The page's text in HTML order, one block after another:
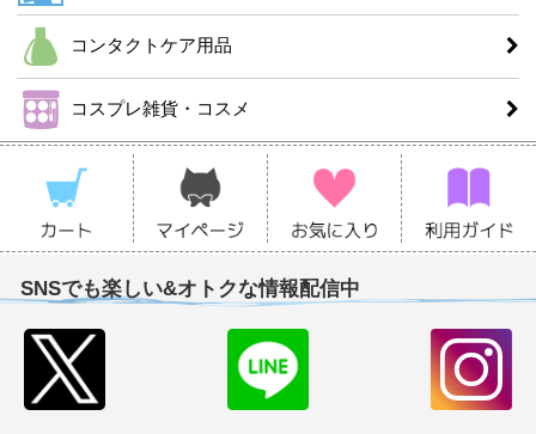
コンタクトケア用品
コスプレ雑貨・コスメ
SNSでも楽しい&オトクな情報配信中